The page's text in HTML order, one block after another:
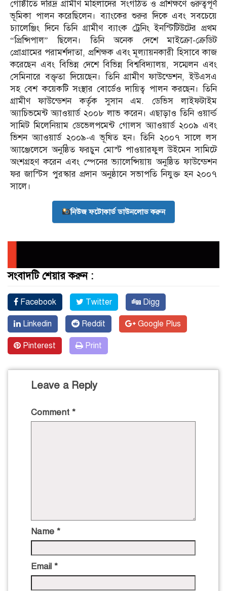
গোষ্ঠীতে দরিদ্র গ্রামীণ মহিলাদের সংগঠিত ও প্রশিক্ষণে গুরুত্বপূর্ণ
ভূমিকা পালন করেছিলেন। ব্যাংকের শুরুর দিকে এবং সবচেয়ে
চ্যালেঞ্জিং দিনে তিনি গ্রামীণ ব্যাংক ট্রেনিং ইনস্টিটিউটের প্রথম
“প্রিন্সিপাল” ছিলেন। তিনি অনেক দেশে মাইক্রো-ক্রেডিট
প্রোগ্রামের পরামর্শদাতা, প্রশিক্ষক এবং মূল্যায়নকারী হিসাবে কাজ
করেছেন এবং বিভিন্ন দেশে বিভিন্ন বিশ্ববিদ্যালয়, সম্মেলন এবং
সেমিনারে বক্তৃতা দিয়েছেন। তিনি গ্রামীণ ফাউন্ডেশন, ইউএসএ
সহ বেশ কয়েকটি সংস্থার বোর্ডেও দায়িত্ব পালন করছেন। তিনি
গ্রামীণ ফাউন্ডেশন কর্তৃক সুসান এম. ডেভিস লাইফটাইম
অ্যাচিভমেন্ট অ্যাওয়ার্ড ২০০৮ লাভ করেন। এছাড়াও তিনি ওয়ার্ল্ড
সামিট মিলেনিয়াম ডেভেলপমেন্ট গোলস অ্যাওয়ার্ড ২০০৯ এবং
ভিশন অ্যাওয়ার্ড ২০০৯-এ ভূষিত হন। তিনি ২০০৭ সালে লস
অ্যাঞ্জেলেসে অনুষ্ঠিত ফরচুন মোস্ট পাওয়ারফুল উইমেন সামিটে
অংশগ্রহণ করেন এবং স্পেনের ভ্যালেন্সিয়ায় অনুষ্ঠিত ফাউন্ডেশন
ফর জাস্টিস পুরস্কার প্রদান অনুষ্ঠানে সভাপতি নিযুক্ত হন ২০০৭
সালে।
নিউজ ফটোকার্ড ডাউনলোড করুন
সংবাদটি শেয়ার করুন :
Facebook Twitter Digg
Linkedin Reddit Google Plus
Pinterest Print
Leave a Reply
Comment *
Name *
Email *